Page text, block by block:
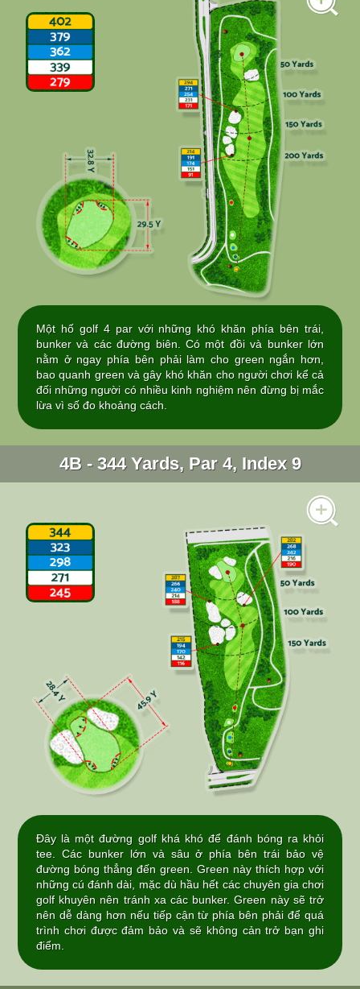
Một hố golf 4 par với những khó khăn phía bên trái,
bunker và các đường biên. Có một đồi và bunker lớn
nằm ở ngay phía bên phải làm cho green ngắn hơn,
bao quanh green và gây khó khăn cho người chơi kể cả
đối những người có nhiều kinh nghiệm nên đừng bị mắc
lừa vì số đo khoảng cách.
4B - 344 Yards, Par 4, Index 9
Đây là một đường golf khá khó để đánh bóng ra khỏi
tee. Các bunker lớn và sâu ở phía bên trái bảo vệ
đường bóng thẳng đến green. Green này thích hợp với
những cú đánh dài, mặc dù hầu hết các chuyên gia chơi
golf khuyên nên tránh xa các bunker. Green này sẽ trở
nên dễ dàng hơn nếu tiếp cận từ phía bên phải để quá
trình chơi được đảm bảo và sẽ không cản trở bạn ghi
điểm.